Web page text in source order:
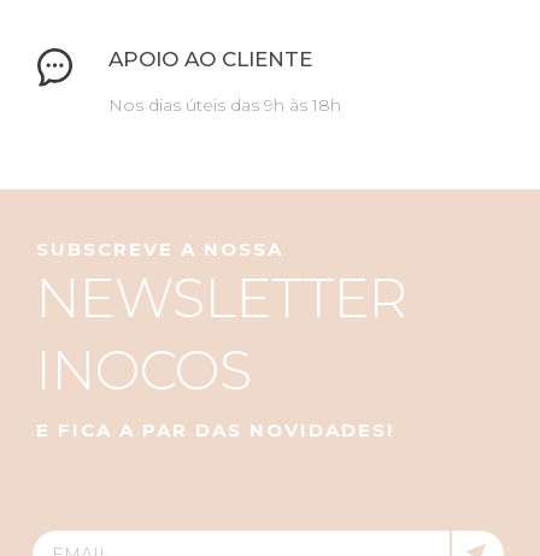
APOIO AO CLIENTE
Nos dias úteis das 9h às 18h
SUBSCREVE A NOSSA
NEWSLETTER
INOCOS
E FICA A PAR DAS NOVIDADES!